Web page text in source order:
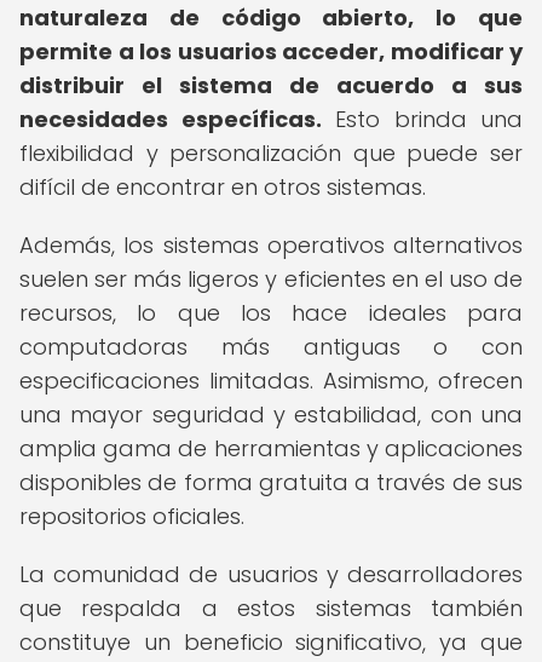
naturaleza de código abierto, lo que
permite a los usuarios acceder, modificar y
distribuir el sistema de acuerdo a sus
necesidades específicas. Esto brinda una
flexibilidad y personalización que puede ser
difícil de encontrar en otros sistemas.
Además, los sistemas operativos alternativos
suelen ser más ligeros y eficientes en el uso de
recursos, lo que los hace ideales para
computadoras más antiguas o con
especificaciones limitadas. Asimismo, ofrecen
una mayor seguridad y estabilidad, con una
amplia gama de herramientas y aplicaciones
disponibles de forma gratuita a través de sus
repositorios oficiales.
La comunidad de usuarios y desarrolladores
que respalda a estos sistemas también
constituye un beneficio significativo, ya que